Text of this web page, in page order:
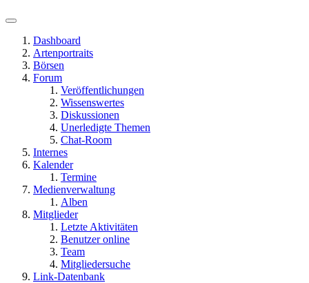
Dashboard
Artenportraits
Börsen
Forum
Veröffentlichungen
Wissenswertes
Diskussionen
Unerledigte Themen
Chat-Room
Internes
Kalender
Termine
Medienverwaltung
Alben
Mitglieder
Letzte Aktivitäten
Benutzer online
Team
Mitgliedersuche
Link-Datenbank